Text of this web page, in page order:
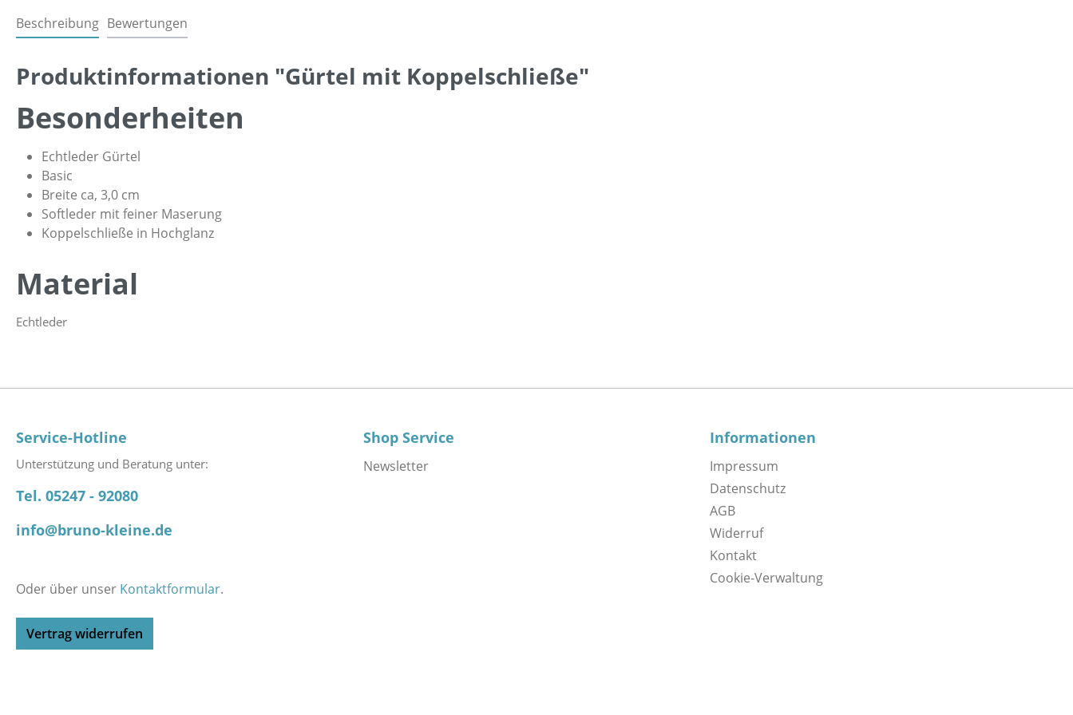
Beschreibung Bewertungen
Produktinformationen "Gürtel mit Koppelschließe"
Besonderheiten
Echtleder Gürtel
Basic
Breite ca, 3,0 cm
Softleder mit feiner Maserung
Koppelschließe in Hochglanz
Material
Echtleder
Service-Hotline
Unterstützung und Beratung unter:
Tel. 05247 - 92080
info@bruno-kleine.de
Oder über unser Kontaktformular.
Vertrag widerrufen
Shop Service
Newsletter
Informationen
Impressum
Datenschutz
AGB
Widerruf
Kontakt
Cookie-Verwaltung